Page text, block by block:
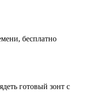
бесплатно
готовый зонт с